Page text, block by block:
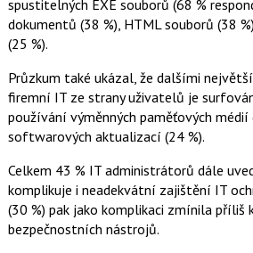
spustitelných EXE souborů (68 %
dokumentů (38 %), HTML souborů (38
(25 %).
Průzkum také ukázal, že dalšími
firemní IT ze strany uživatelů je
používání výměnných paměťových médií
softwarových aktualizací (24 %).
Celkem 43 % IT administrátorů dále
komplikuje i neadekvátní zajištění IT
(30 %) pak jako komplikaci zmínila příliš
bezpečnostních nástrojů.